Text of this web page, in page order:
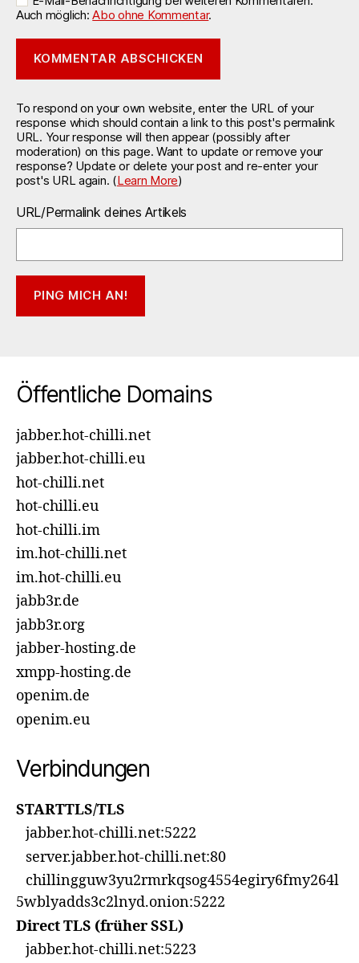
Auch möglich:Abo ohne Kommentar.
To respond on your own website, enter the URL of your
response which should contain a link to this post's permalink
URL. Your response will then appear (possibly after
moderation) on this page. Want to update or remove your
response? Update or delete your post and re-enter your
post's URL again. (Learn More)
URL/Permalink deines Artikels
Öffentliche Domains
jabber.hot-chilli.net
jabber.hot-chilli.eu
hot-chilli.net
hot-chilli.eu
hot-chilli.im
im.hot-chilli.net
im.hot-chilli.eu
jabb3r.de
jabb3r.org
jabber-hosting.de
xmpp-hosting.de
openim.de
openim.eu
Verbindungen
STARTTLS/TLS
jabber.hot-chilli.net:5222
server.jabber.hot-chilli.net:80
chillingguw3yu2rmrkqsog4554egiry6fmy264l
5wblyadds3c2lnyd.onion:5222
Direct TLS (früher SSL)
jabber.hot-chilli.net:5223